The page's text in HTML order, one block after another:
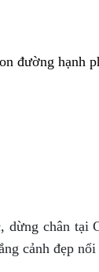
đường hạnh
dừng chân tại
cảnh đẹp nổi